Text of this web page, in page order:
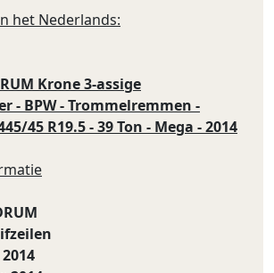
het Nederlands:
Krone 3-assige
- BPW - Trommelremmen -
45 R19.5 - 39 Ton - Mega - 2014